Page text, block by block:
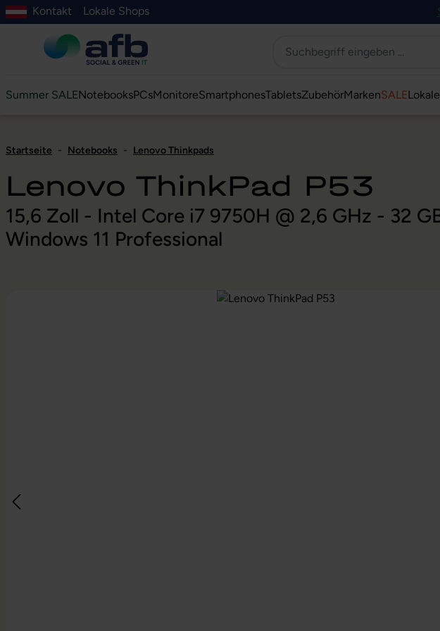
springen
Suche springen
Zur Hauptnavigation springen
Zur Navigation der B2B-Plattform springen
Kontakt Lokale Shops
Summer SALENotebooksPCsMonitoreSmartphonesTabletsZubehörMarkenSALE
Startseite - Notebooks - Lenovo Thinkpads
Lenovo ThinkPad P53
15,6 Zoll - Intel Core i7 9750H @ 2,6 GHz - 32
Windows 11 Professional